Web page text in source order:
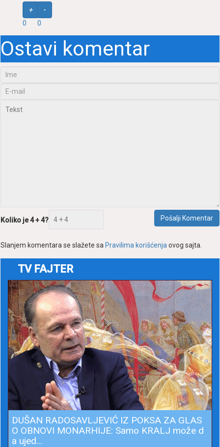
+
0
-
0
Ostavi komentar
Koliko je 4 + 4? Pošаlji Komentаr
Slаnjem komentаrа se slаžete sа Prаvilimа korišćenjаovog sаjtа.
TV FAJTER
DUŠAN RADOSAVLJEVIĆ IZ POKSA ZA GLAS
O OBNOVI MONARHIJE: Samo KRALJ može d
a ujed...